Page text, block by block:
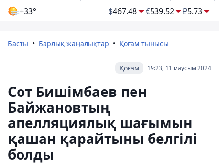
+33° $467.48 €539.52 ₽5.73
Басты Барлық жаңалықтар Қоғам тынысы
19:23, 11 маусым 2024
Қоғам
Сот Бишімбаев пен
Байжановтың
апелляциялық шағымын
қашан қарайтыны белгілі
болды